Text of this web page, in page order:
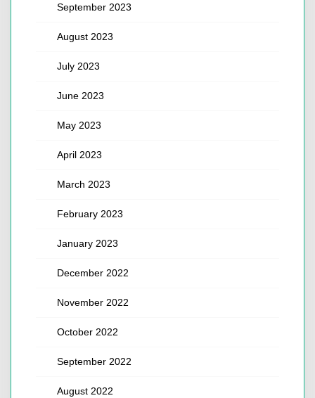
September 2023
August 2023
July 2023
June 2023
May 2023
April 2023
March 2023
February 2023
January 2023
December 2022
November 2022
October 2022
September 2022
August 2022